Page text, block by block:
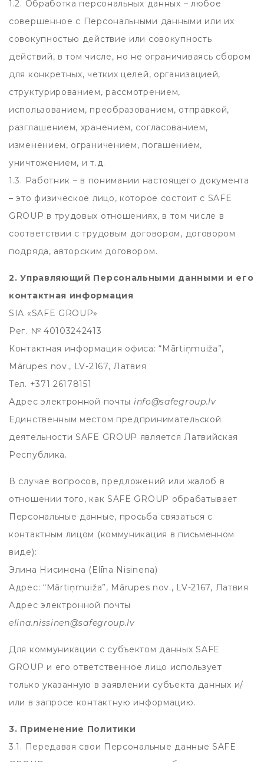
1.2. Обработка персональных данных – любое
совершенное с Персональными данными или их
совокупностью действие или совокупность
действий, в том числе, но не ограничиваясь сбором
для конкретных, четких целей, организацией,
структурированием, рассмотрением,
использованием, преобразованием, отправкой,
разглашением, хранением, согласованием,
изменением, ограничением, погашением,
уничтожением, и т.д.
1.3. Работник – в понимании настоящего документа
– это физическое лицо, которое состоит с SAFE
GROUP в трудовых отношениях, в том числе в
соответствии с трудовым договором, договором
подряда, авторским договором.
2. Управляющий Персональными данными и его
контактная информация
SIA «SAFE GROUP»
Рег. № 40103242413
Контактная информация офиса: “Mārtiņmuiža”,
Mārupes nov., LV-2167, Латвия
Тел. +371 26178151
Адрес электронной почты info@safegroup.lv
Единственным местом предпринимательской
деятельности SAFE GROUP является Латвийская
Республика.
В случае вопросов, предложений или жалоб в
отношении того, как SAFE GROUP обрабатывает
Персональные данные, просьба связаться с
контактным лицом (коммуникация в письменном
виде):
Элина Нисинена (Elīna Nisinena)
Адрес: “Mārtiņmuiža”, Mārupes nov., LV-2167, Латвия
Адрес электронной почты
elina.nissinen@safegroup.lv
Для коммуникации с субъектом данных SAFE
GROUP и его ответственное лицо использует
только указанную в заявлении субъекта данных и/
или в запросе контактную информацию.
3. Применение Политики
3.1. Передавая свои Персональные данные SAFE